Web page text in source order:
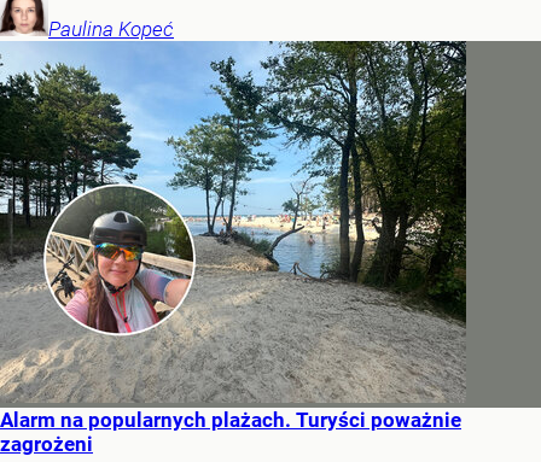
Paulina Kopeć
Alarm na popularnych plażach. Turyści poważnie
zagrożeni